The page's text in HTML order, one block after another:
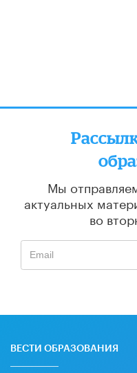
Мы
актуальных
во
ВЕСТИ ОБРАЗОВАНИЯ